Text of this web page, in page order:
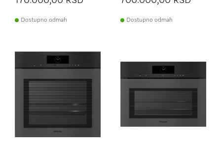
Dostupno odmah Dostupno odmah